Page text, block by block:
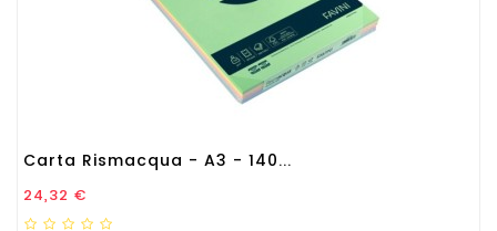
Carta Rismacqua - A3 - 140...
Prezzo
24,32 €